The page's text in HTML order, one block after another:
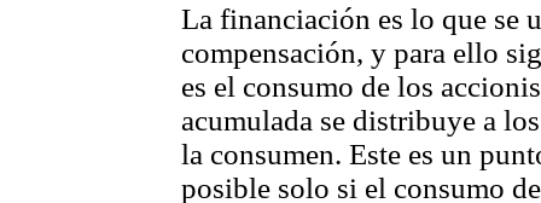
La financiación es lo que se
compensación, y para ello
es el consumo de los
acumulada se distribuye a
la consumen. Este es un
posible solo si el consumo